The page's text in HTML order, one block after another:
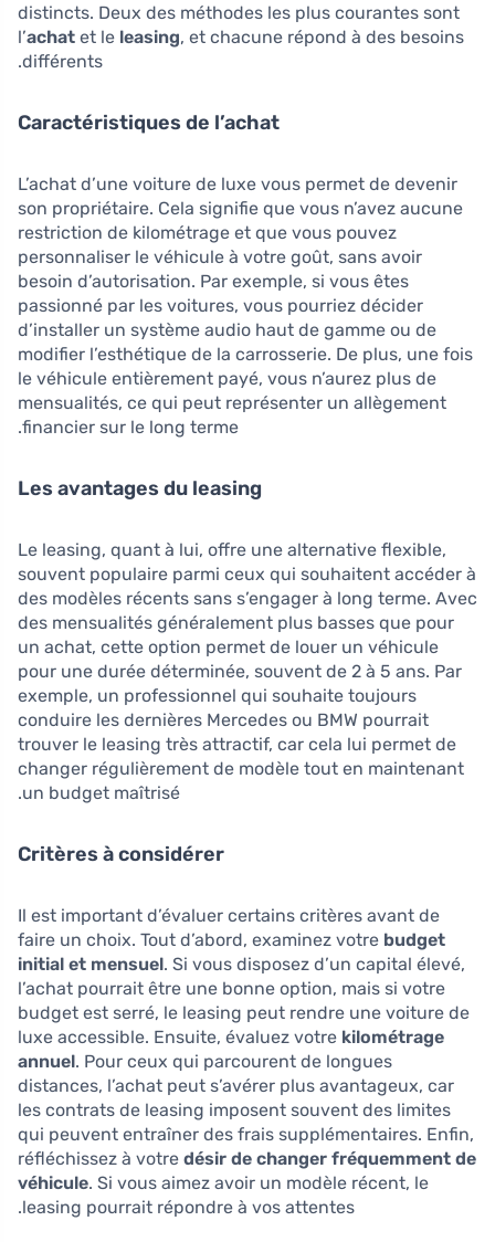
distincts. Deux des méthodes les plus courantes sont
l’achat et le leasing, et chacune répond à des besoins
différents.
Caractéristiques de l’achat
L’achat d’une voiture de luxe vous permet de devenir
son propriétaire. Cela signifie que vous n’avez aucune
restriction de kilométrage et que vous pouvez
personnaliser le véhicule à votre goût, sans avoir
besoin d’autorisation. Par exemple, si vous êtes
passionné par les voitures, vous pourriez décider
d’installer un système audio haut de gamme ou de
modifier l’esthétique de la carrosserie. De plus, une fois
le véhicule entièrement payé, vous n’aurez plus de
mensualités, ce qui peut représenter un allègement
financier sur le long terme.
Les avantages du leasing
Le leasing, quant à lui, offre une alternative flexible,
souvent populaire parmi ceux qui souhaitent accéder à
des modèles récents sans s’engager à long terme. Avec
des mensualités généralement plus basses que pour
un achat, cette option permet de louer un véhicule
pour une durée déterminée, souvent de 2 à 5 ans. Par
exemple, un professionnel qui souhaite toujours
conduire les dernières Mercedes ou BMW pourrait
trouver le leasing très attractif, car cela lui permet de
changer régulièrement de modèle tout en maintenant
un budget maîtrisé.
Critères à considérer
Il est important d’évaluer certains critères avant de
faire un choix. Tout d’abord, examinez votre budget
initial et mensuel. Si vous disposez d’un capital élevé,
l’achat pourrait être une bonne option, mais si votre
budget est serré, le leasing peut rendre une voiture de
luxe accessible. Ensuite, évaluez votre kilométrage
annuel. Pour ceux qui parcourent de longues
distances, l’achat peut s’avérer plus avantageux, car
les contrats de leasing imposent souvent des limites
qui peuvent entraîner des frais supplémentaires. Enfin,
réfléchissez à votre désir de changer fréquemment de
véhicule. Si vous aimez avoir un modèle récent, le
leasing pourrait répondre à vos attentes.